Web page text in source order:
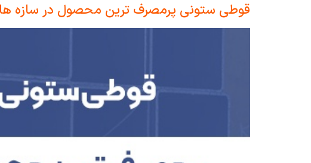
قوطی ستونی پرمصرف ترین محصول در سازه